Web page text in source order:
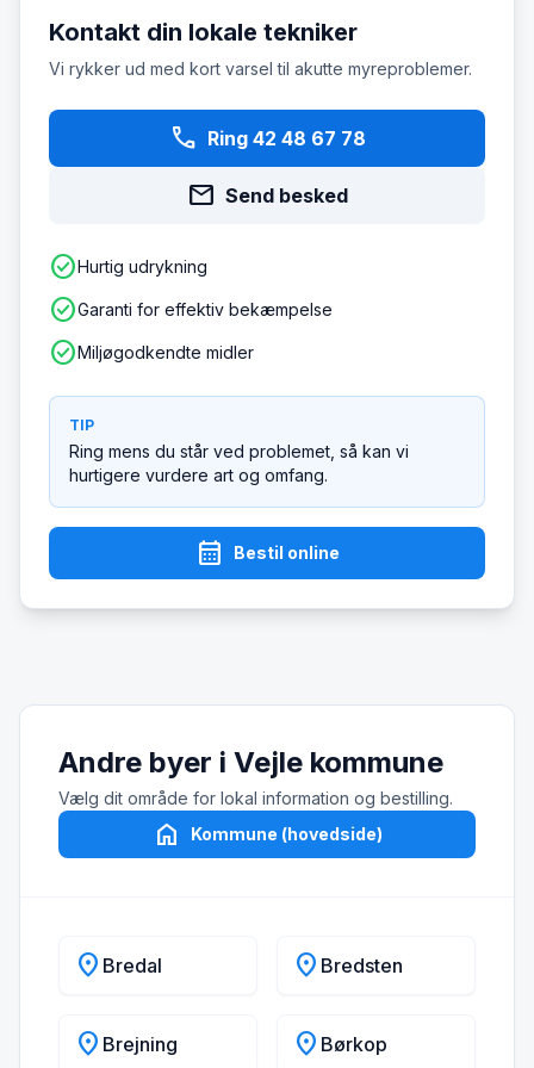
Kontakt din lokale tekniker
Vi rykker ud med kort varsel til akutte myreproblemer.
phone Ring 42 48 67 78
mail Send besked
check_circleHurtig udrykning
check_circleGaranti for effektiv bekæmpelse
check_circleMiljøgodkendte midler
TIP
Ring mens du står ved problemet, så kan vi
hurtigere vurdere art og omfang.
calendar_month Bestil online
Andre byer i Vejle kommune
Vælg dit område for lokal information og bestilling.
home Kommune (hovedside)
location_on Bredal location_on Bredsten
location_on Brejning location_on Børkop